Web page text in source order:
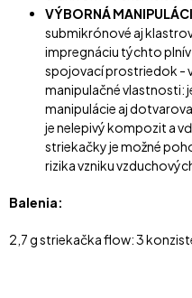
VÝBORNÁ
submikrónové aj
impregnáciu týchto
spojovací prostriedok -
manipulačné vlastnosti:
manipulácie aj
je nelepivý kompozit a
striekačky je možné
rizika vzniku
Balenia:
2,7 g striekačka flow: 3